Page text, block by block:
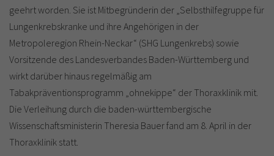
geehrt worden. Sie ist Mitbegründerin der „Selbsthilfegruppe für
Lungenkrebskranke und ihre Angehörigen in der
Metropoleregion Rhein-Neckar“ (SHG Lungenkrebs) sowie
Vorsitzende des Landesverbandes Baden-Württemberg und
wirkt darüber hinaus regelmäßig am
Tabakpräventionsprogramm „ohnekippe“ der Thoraxklinik mit.
Die Verleihung durch die baden-württembergische
Wissenschaftsministerin Theresia Bauer fand am 8. April in der
Thoraxklinik statt.